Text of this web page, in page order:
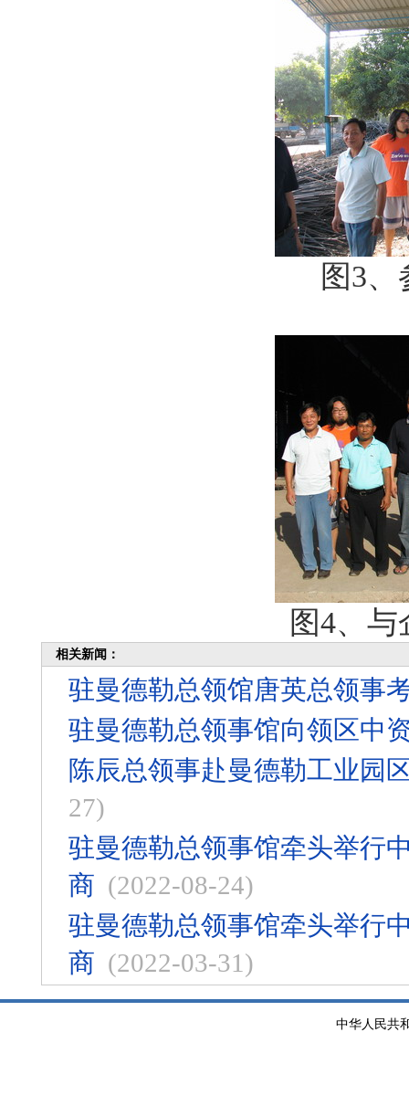
图3
图4、
相关新闻：
驻曼德勒总领馆唐英总领事
驻曼德勒总领事馆向领区中
陈辰总领事赴曼德勒工业园
27)
驻曼德勒总领事馆牵头举行
商 (2022-08-24)
驻曼德勒总领事馆牵头举行
商 (2022-03-31)
中华人民共